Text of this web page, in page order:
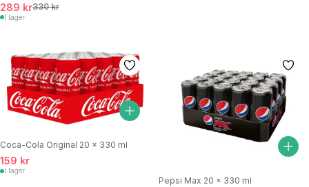
289 kr330 kr
I lager
Coca-Cola Original 20 x 330 ml
159 kr
I lager
Pepsi Max 20 x 330 ml